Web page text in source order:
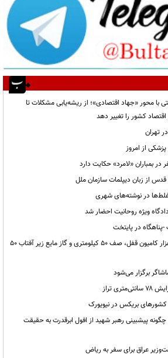
سلسله‌کلیپ ۱۰ قسمتی با محور «جهاد اقتصادی»؛ از ریشه‌یابی مشکلات تا
کشور را تغییر دهد
تهران
از امروز
بمباران «لامرد» حکایت دارد
از زبان دیپلمات سازمان ملل
غلط‌ها در نوشته‌های شهری
ویژه روحانیت احضار شد
پناهگاه در پایتخت
ریمـدان در آستانه بحران؛ ۳ هزار کامیون قفل، صف ۵۰ کیلومتری و گاز مایع زیر آفتاب ۵۰
برگزار می‌شود
تراز
بریکس در نیویورک
پیشبینی رهبر شهید از افول ابرقدرت به حقیقت
عراق برای سفر به ریاض